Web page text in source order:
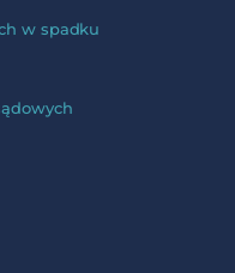
w spadku